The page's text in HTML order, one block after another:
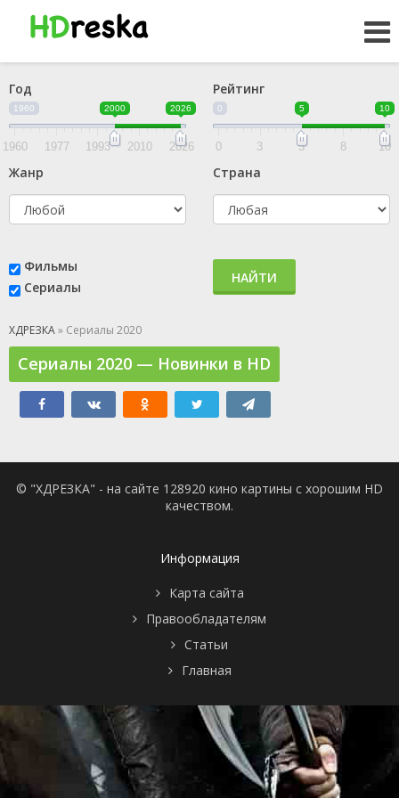
Год
1960 2000 2026
1960 1977 1993 2010 2026
Рейтинг
0 5 10
0 3 5 8 10
Жанр Страна
Фильмы
Сериалы
НАЙТИ
ХДРЕЗКА» Сериалы 2020
Сериалы 2020 — Новинки в HD
© "ХДРЕЗКА" - на сайте 128920 кино картины с хорошим HD
качеством.
Информация
Карта сайта
Правообладателям
Статьи
Главная